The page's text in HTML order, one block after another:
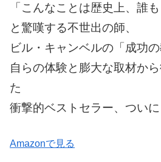
「こんなことは歴史上、誰
と驚嘆する不世出の師、
ビル・キャンベルの「成功の
自らの体験と膨大な取材か
た
衝撃的ベストセラー、つい
Amazonで見る